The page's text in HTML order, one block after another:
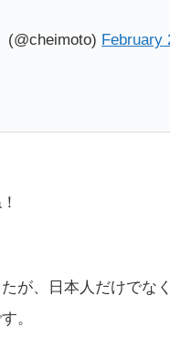
February
が、日本人だけでな
。